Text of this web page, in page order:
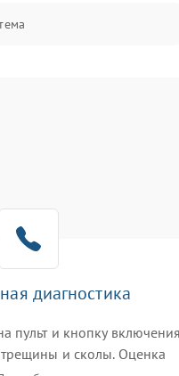
диагностика
пульт и кнопку
и сколы. Оценка